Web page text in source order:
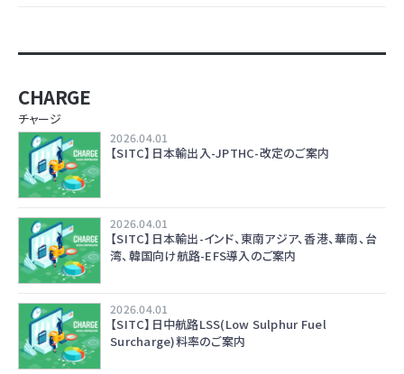
CHARGE
チャージ
2026.04.01
【SITC】日本輸出入-JPTHC-改定のご案内
2026.04.01
【SITC】日本輸出-インド、東南アジア、香港、華南、台
湾、韓国向け航路-EFS導入のご案内
2026.04.01
【SITC】日中航路LSS(Low Sulphur Fuel
Surcharge)料率のご案内